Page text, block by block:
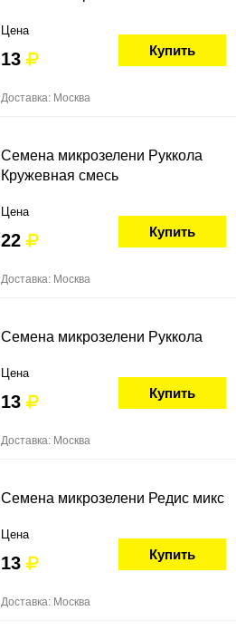
Цена
13 Купить
Доставка: Москва
Семена микрозелени Руккола
Кружевная смесь
Цена
22 Купить
Доставка: Москва
Семена микрозелени Руккола
Цена
13 Купить
Доставка: Москва
Семена микрозелени Редис микс
Цена
13 Купить
Доставка: Москва